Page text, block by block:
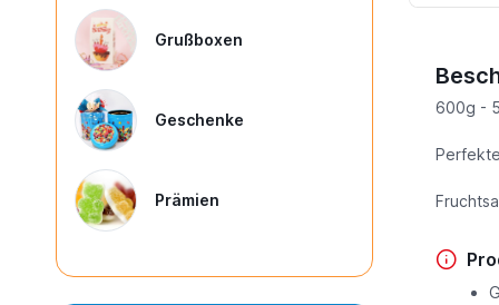
Grußboxen
Geschenke
Prämien
600g -